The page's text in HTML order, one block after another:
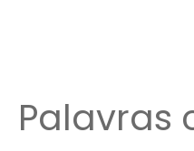
Palavras